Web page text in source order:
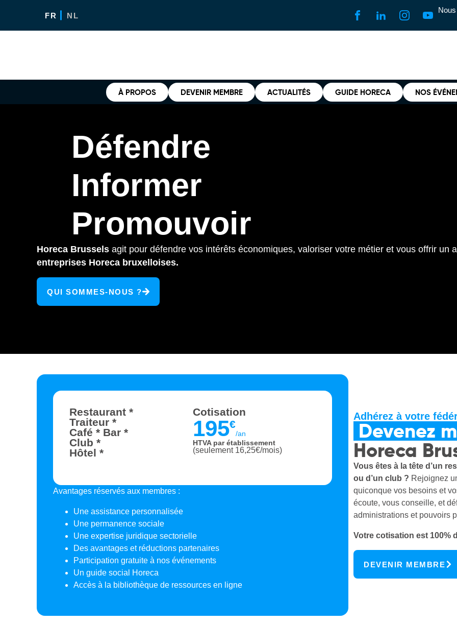
FR NL
À PROPOS DEVENIR MEMBRE ACTUALITÉS GUIDE HORECA NOS
Défendre
Informer
Promouvoir
Horeca Brussels agit pour défendre vos intérêts économiques, valoriser votre métier et vous offrir un
entreprises Horeca bruxelloises.
QUI SOMMES-NOUS ?
Restaurant *
Traiteur *
Café * Bar *
Club *
Hôtel *
Cotisation
195€
/an
HTVA par établissement
(seulement 16,25€/mois)
Avantages réservés aux membres :
Une assistance personnalisée
Une permanence sociale
Une expertise juridique sectorielle
Des avantages et réductions partenaires
Participation gratuite à nos événements
Un guide social Horeca
Accès à la bibliothèque de ressources en ligne
Adhérez à votre
Devenez
Horeca
Vous êtes à la tête d’un
ou d’un club ? Rejoignez
quiconque vos besoins et
écoute, vous conseille, et
administrations et pouvoirs
Votre cotisation est 100%
DEVENIR MEMBRE